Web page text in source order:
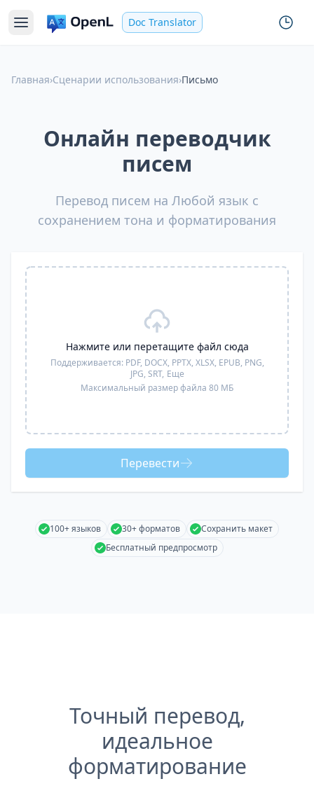
Doc Translator
Главная›Сценарии использования›Письмо
Онлайн переводчик
писем
Перевод писем на Любой язык с
сохранением тона и форматирования
Нажмите или перетащите файл сюда
Поддерживается: PDF, DOCX, PPTX, XLSX, EPUB, PNG,
JPG, SRT, Еще
Максимальный размер файла 80 МБ
Перевести
100+ языков 30+ форматов
Сохранить макет
Бесплатный предпросмотр
Точный перевод,
идеальное
форматирование